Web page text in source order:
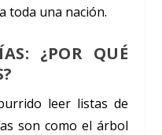
toda una nación.
¿POR QUÉ
leer listas de
son como el árbol